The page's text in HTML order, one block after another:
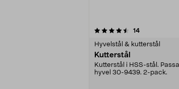
14recensioner
Hyvelstål & kutterstål
Kutterstål
Kutterstål i HSS-stål.
hyvel 30-9439. 2-pack.